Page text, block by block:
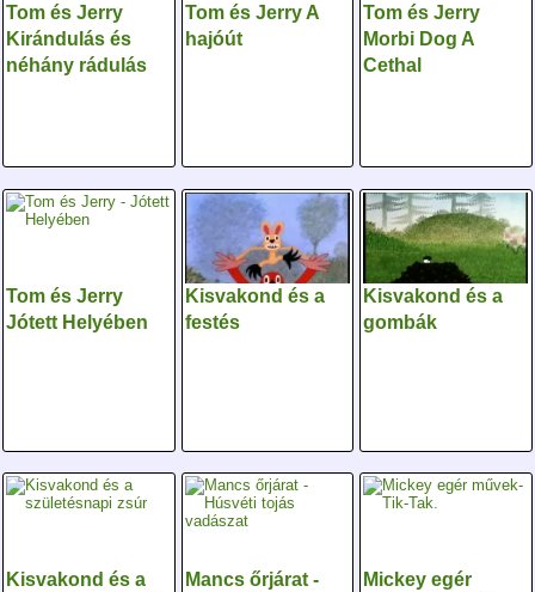
Tom és Jerry
Kirándulás és
néhány rádulás
Tom és Jerry A
hajóút
Tom és Jerry
Morbi Dog A
Cethal
Tom és Jerry
Jótett Helyében
Kisvakond és a
festés
Kisvakond és a
gombák
Kisvakond és a
Mancs őrjárat -
Mickey egér